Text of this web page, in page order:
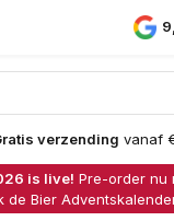
verzending vanaf
is live! Pre-order nu
de Bier